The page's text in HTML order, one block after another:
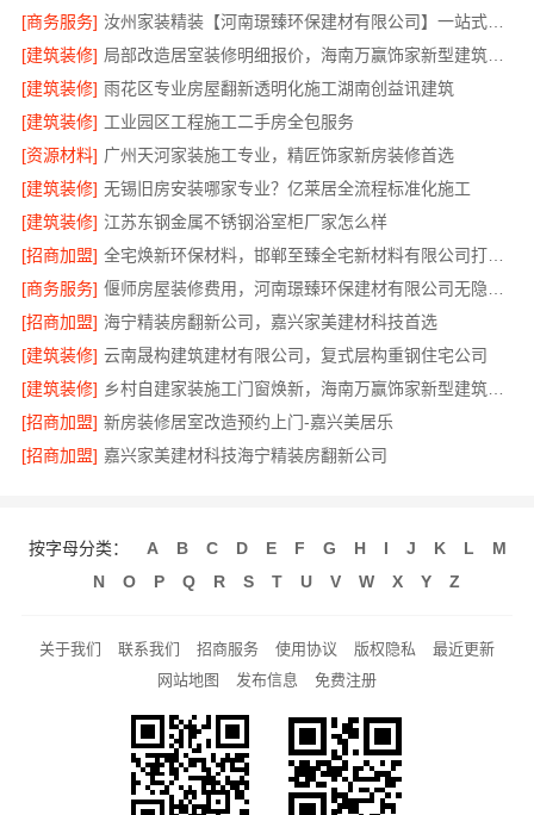
[商务服务]
汝州家装精装【河南璟臻环保建材有限公司】一站式整体装修服务
[建筑装修]
局部改造居室装修明细报价，海南万赢饰家新型建筑材料有限公司
[建筑装修] 雨花区专业房屋翻新透明化施工湖南创益讯建筑
[建筑装修] 工业园区工程施工二手房全包服务
[资源材料] 广州天河家装施工专业，精匠饰家新房装修首选
[建筑装修] 无锡旧房安装哪家专业？亿莱居全流程标准化施工
[建筑装修] 江苏东钢金属不锈钢浴室柜厂家怎么样
[招商加盟]
全宅焕新环保材料，邯郸至臻全宅新材料有限公司打造零醛居所
[商务服务]
[招商加盟] 海宁精装房翻新公司，嘉兴家美建材科技首选
[建筑装修] 云南晟构建筑建材有限公司，复式层构重钢住宅公司
[建筑装修]
乡村自建家装施工门窗焕新，海南万赢饰家新型建筑材料有限公司
[招商加盟] 新房装修居室改造预约上门-嘉兴美居乐
[招商加盟] 嘉兴家美建材科技海宁精装房翻新公司
按字母分类： A B C D E F G H I J K L
M
N
O P Q R S T U V W X Y Z
关于我们 联系我们 招商服务 使用协议 版权隐私
最近更新
网站地图
发布信息 免费注册